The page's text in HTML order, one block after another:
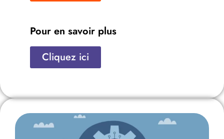
Pour en savoir plus
Cliquez ici